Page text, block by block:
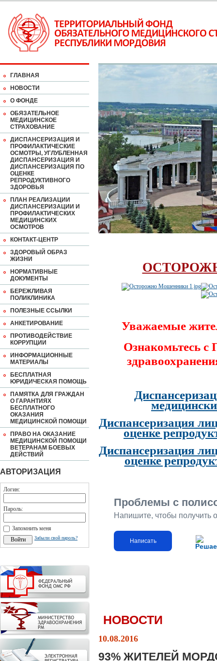
ГЛАВНАЯ
НОВОСТИ
О ФОНДЕ
ОБЯЗАТЕЛЬНОЕ
МЕДИЦИНСКОЕ
СТРАХОВАНИЕ
ДИСПАНСЕРИЗАЦИЯ И
ПРОФИЛАКТИЧЕСКИЕ
ОСМОТРЫ, УГЛУБЛЕННАЯ
ДИСПАНСЕРИЗАЦИЯ И
ДИСПАНСЕРИЗАЦИЯ ПО
ОЦЕНКЕ
РЕПРОДУКТИВНОГО
ЗДОРОВЬЯ
ПЛАН РЕАЛИЗАЦИИ
ДИСПАНСЕРИЗАЦИИ И
ПРОФИЛАКТИЧЕСКИХ
МЕДИЦИНСКИХ
ОСМОТРОВ
КОНТАКТ-ЦЕНТР
ЗДОРОВЫЙ ОБРАЗ
ЖИЗНИ
НОРМАТИВНЫЕ
ДОКУМЕНТЫ
БЕРЕЖЛИВАЯ
ПОЛИКЛИНИКА
ПОЛЕЗНЫЕ ССЫЛКИ
АНКЕТИРОВАНИЕ
ПРОТИВОДЕЙСТВИЕ
КОРРУПЦИИ
ИНФОРМАЦИОННЫЕ
МАТЕРИАЛЫ
БЕСПЛАТНАЯ
ЮРИДИЧЕСКАЯ ПОМОЩЬ
ПАМЯТКА ДЛЯ ГРАЖДАН
О ГАРАНТИЯХ
БЕСПЛАТНОГО
ОКАЗАНИЯ
МЕДИЦИНСКОЙ ПОМОЩИ
ПРАВО НА ОКАЗАНИЕ
МЕДИЦИНСКОЙ ПОМОЩИ
ВЕТЕРАНАМ БОЕВЫХ
ДЕЙСТВИЙ
АВТОРИЗАЦИЯ
Логин:
Пароль:
Запомнить меня
Забыли свой пароль?
Уважаемые
Ознакомьтесь
Диспансеризация
оценке
Диспансеризация
оценке
Проблемы с
Напишите, чтобы получить
Написать
НОВОСТИ
10.08.2016
93% ЖИТЕЛЕЙ